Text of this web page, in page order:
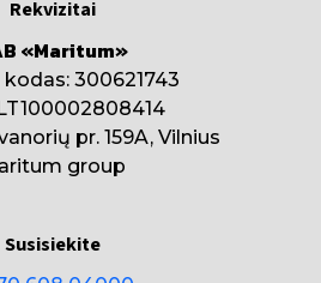
Rekvizitai
«Maritum»
300621743
pr. 159A, Vilnius
group
Susisiekite